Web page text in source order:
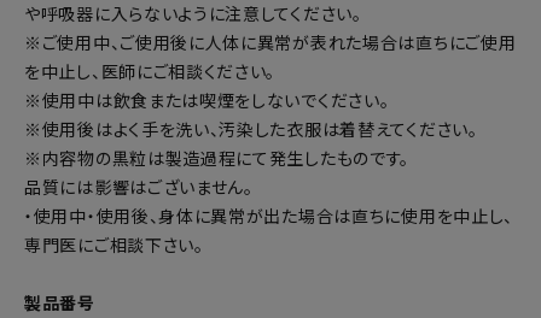
や呼吸器に入らないように注意してください。
※ご使用中、ご使用後に人体に異常が表れた場合は直ちにご使用
を中止し、医師にご相談ください。
※使用中は飲食または喫煙をしないでください。
※使用後はよく手を洗い、汚染した衣服は着替えてください。
※内容物の黒粒は製造過程にて発生したものです。
品質には影響はございません。
・使用中・使用後、身体に異常が出た場合は直ちに使用を中止し、
専門医にご相談下さい。
製品番号